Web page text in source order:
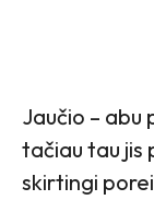
Jaučio – abu
tačiau tau jis
skirtingi